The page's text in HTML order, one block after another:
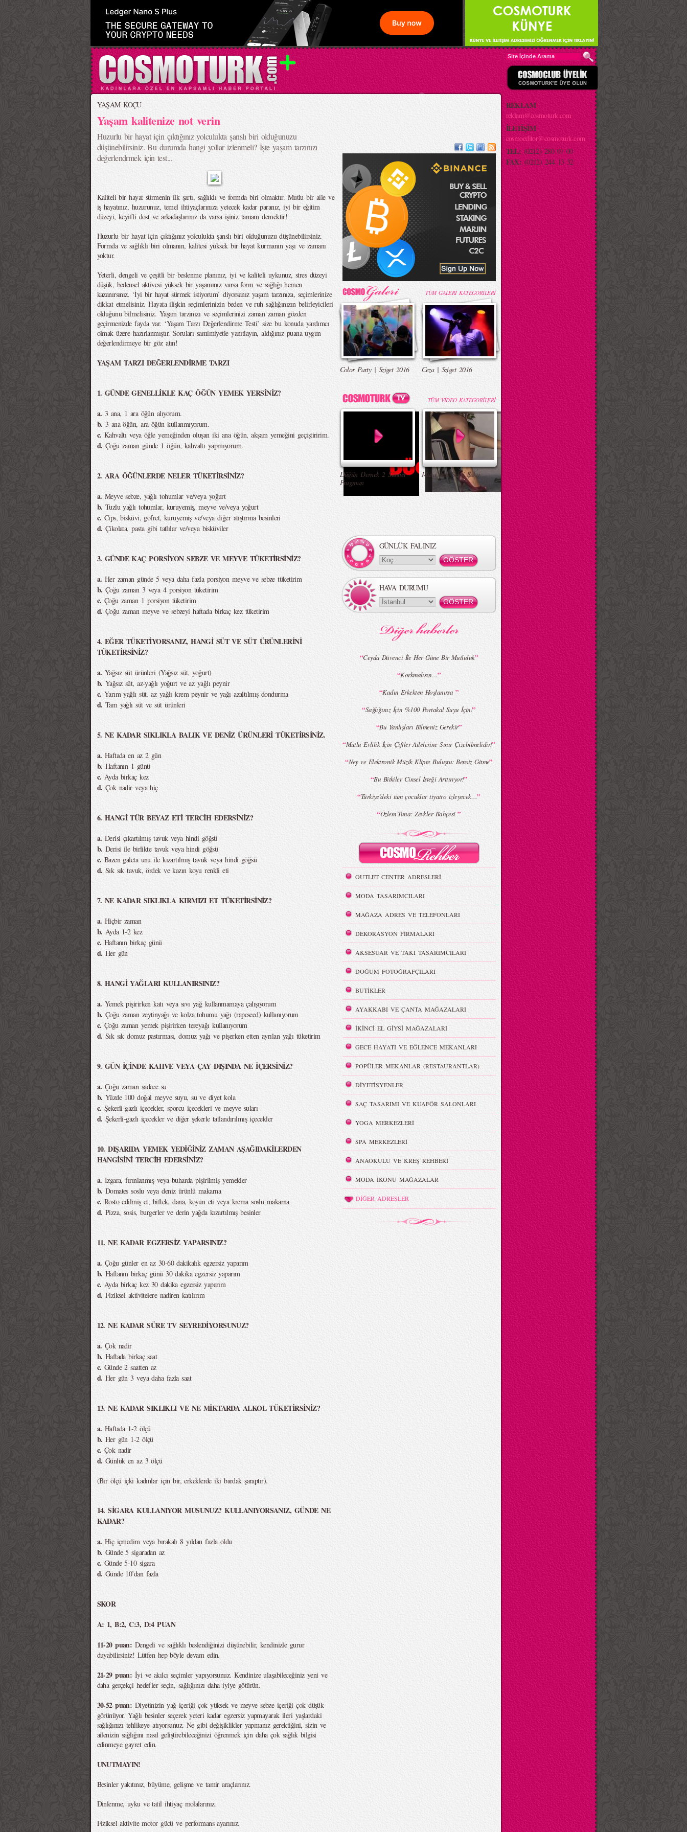
YAŞAM KOÇU
Yaşam kalitenize not verin
Huzurlu bir hayat için çıktığınız yolculukta şanslı biri olduğunuzu
düşünebilirsiniz. Bu durumda hangi yollar izlenmeli? İşte yaşam tarzınızı
değerlendrmek için test...
Kaliteli bir hayat sürmenin ilk şartı, sağlıklı ve formda biri olmaktır. Mutlu bir aile ve
iş hayatınız, huzurunuz, temel ihtiyaçlarınıza yetecek kadar paranız, iyi bir eğitim
düzeyi, keyifli dost ve arkadaşlarınız da varsa işiniz tamam demektir!
Huzurlu bir hayat için çıktığınız yolculukta şanslı biri olduğunuzu düşünebilirsiniz.
Formda ve sağlıklı biri olmanın, kalitesi yüksek bir hayat kurmanın yaşı ve zamanı
yoktur.
Yeterli, dengeli ve çeşitli bir beslenme planınız, iyi ve kaliteli uykunuz, stres düzeyi
düşük, bedensel aktivesi yüksek bir yaşamınız varsa form ve sağlığı hemen
kazanırsınız. ‘İyi bir hayat sürmek istiyorum’ diyorsanız yaşam tarzınıza, seçimlerinize
dikkat etmelisiniz. Hayata ilişkin seçimlerinizin beden ve ruh sağlığınızın belirleyicileri
olduğunu bilmelisiniz. Yaşam tarzınızı ve seçimlerinizi zaman zaman gözden
geçirmenizde fayda var. ‘Yaşam Tarzı Değerlendirme Testi’ size bu konuda yardımcı
olmak üzere hazırlanmıştır. Soruları samimiyetle yanıtlayın, aldığınız puana uygun
değerlendirmeye bir göz atın!
YAŞAM TARZI DEĞERLENDİRME TARZI
1. GÜNDE GENELLİKLE KAÇ ÖĞÜN YEMEK YERSİNİZ?
a. 3 ana, 1 ara öğün alıyorum.
b. 3 ana öğün, ara öğün kullanmıyorum.
c. Kahvaltı veya öğle yemeğinden oluşan iki ana öğün, akşam yemeğini geçiştiririm.
d. Çoğu zaman günde 1 öğün, kahvaltı yapmıyorum.
2. ARA ÖĞÜNLERDE NELER TÜKETİRSİNİZ?
a. Meyve sebze, yağlı tohumlar ve/veya yoğurt
b. Tuzlu yağlı tohumlar, kuruyemiş, meyve ve/veya yoğurt
c. Cips, bisküvi, gofret, kuruyemiş ve/veya diğer atıştırma besinleri
d. Çikolata, pasta gibi tatlılar ve/veya bisküviler
3. GÜNDE KAÇ PORSİYON SEBZE VE MEYVE TÜKETİRSİNİZ?
a. Her zaman günde 5 veya daha fazla porsiyon meyve ve sebze tüketirim
b. Çoğu zaman 3 veya 4 porsiyon tüketirim
c. Çoğu zaman 1 porsiyon tüketirim
d. Çoğu zaman meyve ve sebzeyi haftada birkaç kez tüketirim
4. EĞER TÜKETİYORSANIZ, HANGİ SÜT VE SÜT ÜRÜNLERİNİ
TÜKETİRSİNİZ?
a. Yağsız süt ürünleri (Yağsız süt, yoğurt)
b. Yağsız süt, az-yağlı yoğurt ve az yağlı peynir
c. Yarım yağlı süt, az yağlı krem peynir ve yağı azaltılmış dondurma
d. Tam yağlı süt ve süt ürünleri
5. NE KADAR SIKLIKLA BALIK VE DENİZ ÜRÜNLERİ TÜKETİRSİNİZ.
a. Haftada en az 2 gün
b. Haftanın 1 günü
c. Ayda birkaç kez
d. Çok nadir veya hiç
6. HANGİ TÜR BEYAZ ETİ TERCİH EDERSİNİZ?
a. Derisi çıkartılmış tavuk veya hindi göğsü
b. Derisi ile birlikte tavuk veya hindi göğsü
c. Bazen galeta unu ile kızartılmış tavuk veya hindi göğsü
d. Sık sık tavuk, ördek ve kazın koyu renkli eti
7. NE KADAR SIKLIKLA KIRMIZI ET TÜKETİRSİNİZ?
a. Hiçbir zaman
b. Ayda 1-2 kez
c. Haftanın birkaç günü
d. Her gün
8. HANGİ YAĞLARI KULLANIRSINIZ?
a. Yemek pişirirken katı veya sıvı yağ kullanmamaya çalışıyorum
b. Çoğu zaman zeytinyağı ve kolza tohumu yağı (rapeseed) kullanıyorum
c. Çoğu zaman yemek pişirirken tereyağı kullanıyorum
d. Sık sık domuz pastırması, domuz yağı ve pişerken etten ayrılan yağı tüketirim
9. GÜN İÇİNDE KAHVE VEYA ÇAY DIŞINDA NE İÇERSİNİZ?
a. Çoğu zaman sadece su
b. Yüzde 100 doğal meyve suyu, su ve diyet kola
c. Şekerli-gazlı içecekler, sporcu içecekleri ve meyve suları
d. Şekerli-gazlı içecekler ve diğer şekerle tatlandırılmış içecekler
10. DIŞARIDA YEMEK YEDİĞİNİZ ZAMAN AŞAĞIDAKİLERDEN
HANGİSİNİ TERCİH EDERSİNİZ?
a. Izgara, fırınlanmış veya buharda pişirilmiş yemekler
b. Domates soslu veya deniz ürünlü makarna
c. Rosto edilmiş et, biftek, dana, koyun eti veya krema soslu makarna
d. Pizza, sosis, burgerler ve derin yağda kızartılmış besinler
11. NE KADAR EGZERSİZ YAPARSINIZ?
a. Çoğu günler en az 30-60 dakikalık egzersiz yaparım
b. Haftanın birkaç günü 30 dakika egzersiz yaparım
c. Ayda birkaç kez 30 dakika egzersiz yaparım
d. Fiziksel aktivitelere nadiren katılırım
12. NE KADAR SÜRE TV SEYREDİYORSUNUZ?
a. Çok nadir
b. Haftada birkaç saat
c. Günde 2 saatten az
d. Her gün 3 veya daha fazla saat
13. NE KADAR SIKLIKLI VE NE MİKTARDA ALKOL TÜKETİRSİNİZ?
a. Haftada 1-2 ölçü
b. Her gün 1-2 ölçü
c. Çok nadir
d. Günlük en az 3 ölçü
(Bir ölçü içki kadınlar için bir, erkeklerde iki bardak şaraptır).
14. SİGARA KULLANIYOR MUSUNUZ? KULLANIYORSANIZ, GÜNDE NE
KADAR?
a. Hiç içmedim veya bırakalı 8 yıldan fazla oldu
b. Günde 5 sigaradan az
c. Günde 5-10 sigara
d. Günde 10’dan fazla
SKOR
A: 1, B:2, C:3, D:4 PUAN
11-20 puan: Dengeli ve sağlıklı beslendiğinizi düşünebilir, kendinizle gurur
duyabilirsiniz! Lütfen hep böyle devam edin.
21-29 puan: İyi ve akılcı seçimler yapıyorsunuz. Kendinize ulaşabileceğiniz yeni ve
daha gerçekçi hedefler seçin, sağlığınızı daha iyiye götürün.
30-52 puan: Diyetinizin yağ içeriği çok yüksek ve meyve sebze içeriği çok düşük
görünüyor. Yağlı besinler seçerek yeteri kadar egzersiz yapmayarak ileri yaşlardaki
sağlığınızı tehlikeye atıyorsunuz. Ne gibi değişiklikler yapmanız gerektiğini, sizin ve
ailenizin sağlığını nasıl geliştirebileceğinizi öğrenmek için daha çok sağlık bilgisi
edinmeye gayret edin.
UNUTMAYIN!
Besinler yakıtınız, büyüme, gelişme ve tamir araçlarınız.
Dinlenme, uyku ve tatil ihtiyaç molalarınız.
Fiziksel aktivite motor gücü ve performans ayarınız.
TÜM GALERİ KATEGORİLERİ
Color Party | Sziget 2016 Ceza | Sziget 2016
TÜM VIDEO KATEGORİLERİ
Düğün Dernek 2 Sünnet -
Fragman
Masa Altı Seksi Şaka
GÜNLÜK FALINIZ
HAVA DURUMU
“Ceyda Düvenci İle Her Güne Bir Mutluluk”
“Korkmalısın…”
“Kadın Erkekten Hoşlanırsa ”
“Sağlığınız İçin %100 Portakal Suyu İçin!”
“Bu Yanlışları Bilmeniz Gerekir”
“Mutlu Evlilik İçin Çiftler Ailelerine Sınır Çizebilmelidir!”
“Ney ve Elektronik Müzik Klipte Buluştu: Bensiz Gitme”
“Bu Bitkiler Cinsel İsteği Arttırıyor!”
“Türkiye’deki tüm çocuklar tiyatro izleyecek…”
“Özlem Tuna: Zevkler Bahçesi”
OUTLET CENTER ADRESLERİ
MODA TASARIMCILARI
MAĞAZA ADRES VE TELEFONLARI
DEKORASYON FİRMALARI
AKSESUAR VE TAKI TASARIMCILARI
DOĞUM FOTOĞRAFÇILARI
BUTİKLER
AYAKKABI VE ÇANTA MAĞAZALARI
İKİNCİ EL GİYSİ MAĞAZALARI
GECE HAYATI VE EĞLENCE MEKANLARI
POPÜLER MEKANLAR (RESTAURANTLAR)
DİYETİSYENLER
SAÇ TASARIMI VE KUAFÖR SALONLARI
YOGA MERKEZLERİ
SPA MERKEZLERİ
ANAOKULU VE KREŞ REHBERİ
MODA İKONU MAĞAZALAR
DİĞER ADRESLER
REKLAM
reklam@cosmoturk.com
İLETİŞİM
cosmoeditor@cosmoturk.com
TEL: (0212) 280 07 00
FAX: (0212) 244 13 32